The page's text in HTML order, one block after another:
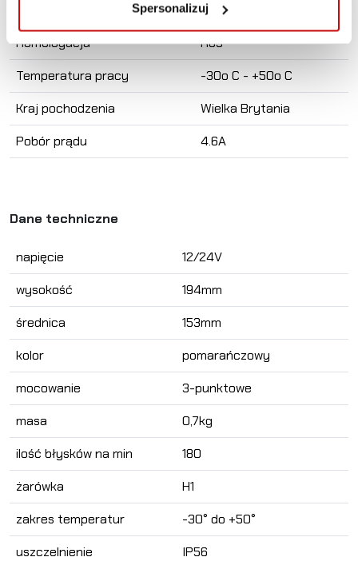
SpersonalizujPomarańczowy
Homologacja
R65
Temperatura pracy
-30o C - +50o C
Kraj pochodzenia
Wielka Brytania
Pobór prądu
4.6A
Dane techniczne
napięcie
12/24V
wysokość
194mm
średnica
153mm
kolor
pomarańczowy
mocowanie
3-punktowe
masa
0,7kg
ilość błysków na min
180
żarówka
H1
zakres temperatur
-30° do +50°
uszczelnienie
IP56